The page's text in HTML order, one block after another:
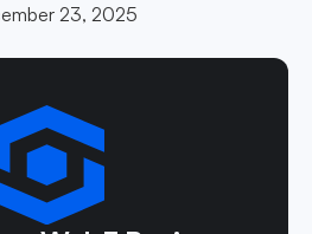
23, 2025